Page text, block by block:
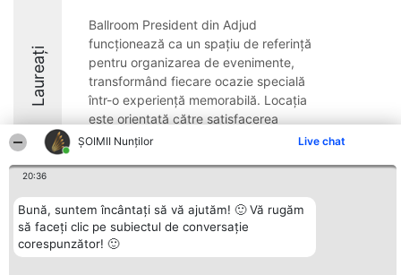
ȘOIMII Nunților Live chat
20:36
Bună, suntem încântați să vă ajutăm! 🙂 Vă rugăm
să faceți clic pe subiectul de conversație
corespunzător! 🙂
Laureați
Ballroom President din Adjud
funcționează ca un spațiu de referință
pentru organizarea de evenimente,
transformând fiecare ocazie specială
într-o experiență memorabilă. Locația
este orientată către satisfacerea
cerințelor clienților, fiind ...
9.6
Organizator Ranking
BRIGHT SOLUTIONS BR SRL
Aleea Timisul De Sus 2 Bl. A30
Plebiscyt
Lista Tuturor